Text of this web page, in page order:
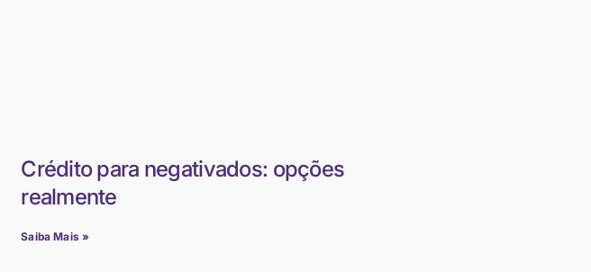
Crédito para negativados: opções
realmente
Saiba Mais »